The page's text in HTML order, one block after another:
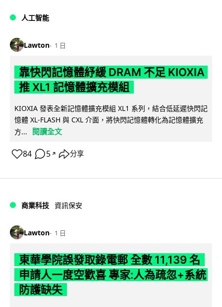
人工智能
Lawton 1 日
靠快閃記憶體紓緩 DRAM 不足 KIOXIA
推 XL1 記憶體擴充模組
KIOXIA 發表全新記憶體擴充模組 XL1 系列，結合低延遲快閃記
憶體 XL-FLASH 與 CXL 介面，將快閃記憶體轉化為記憶體擴充
方...
閱讀全文
84 5 ↗ 分享
商業科技 資訊保安
Lawton 1 日
東華學院誤發取錄電郵 全數 11,139 名
申請人一度空歡喜 專家:人為疏忽+系統
防護缺失